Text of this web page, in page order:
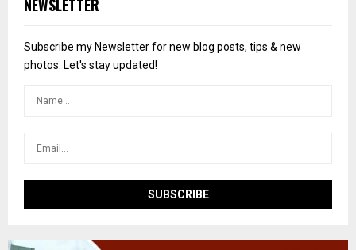
h
o
r
NEWSLETTER
Subscribe my Newsletter for new blog posts, tips & new
photos. Let's stay updated!